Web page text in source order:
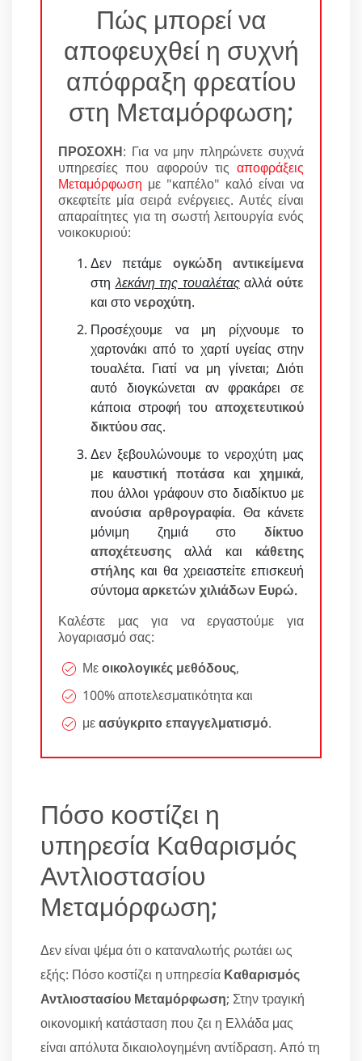
Πώς μπορεί να
αποφευχθεί η συχνή
απόφραξη φρεατίου
στη Μεταμόρφωση;
ΠΡΟΣΟΧΗ: Για να μην πληρώνετε συχνά
υπηρεσίες που αφορούν τις αποφράξεις
Μεταμόρφωση με "καπέλο" καλό είναι να
σκεφτείτε μία σειρά ενέργειες. Αυτές είναι
απαραίτητες για τη σωστή λειτουργία ενός
νοικοκυριού:
Δεν πετάμε ογκώδη αντικείμενα
στηλεκάνη της τουαλέταςαλλάούτε
και στονεροχύτη.
Προσέχουμε να μη ρίχνουμε το
χαρτονάκι από το χαρτί υγείας στην
τουαλέτα. Γιατί να μη γίνεται; Διότι
αυτό διογκώνεται αν φρακάρει σε
κάποια στροφή του αποχετευτικού
δικτύουσας.
Δεν ξεβουλώνουμε το νεροχύτη μας
με καυστική ποτάσα και χημικά,
που άλλοι γράφουν στο διαδίκτυο με
ανούσια αρθρογραφία. Θα κάνετε
μόνιμη ζημιά στο δίκτυο
αποχέτευσης αλλά και κάθετης
στήλης και θα χρειαστείτε επισκευή
σύντομααρκετών χιλιάδων Ευρώ.
Καλέστε μας για να εργαστούμε για
λογαριασμό σας:
Μεοικολογικές μεθόδους,
100% αποτελεσματικότητα και
μεασύγκριτο επαγγελματισμό.
Πόσο κοστίζει η
υπηρεσία Καθαρισμός
Αντλιοστασίου
Μεταμόρφωση;
Δεν είναι ψέμα ότι ο καταναλωτής ρωτάει ως
εξής: Πόσο κοστίζει η υπηρεσία Καθαρισμός
Αντλιοστασίου Μεταμόρφωση; Στην τραγική
οικονομική κατάσταση που ζει η Ελλάδα μας
είναι απόλυτα δικαιολογημένη αντίδραση. Από τη